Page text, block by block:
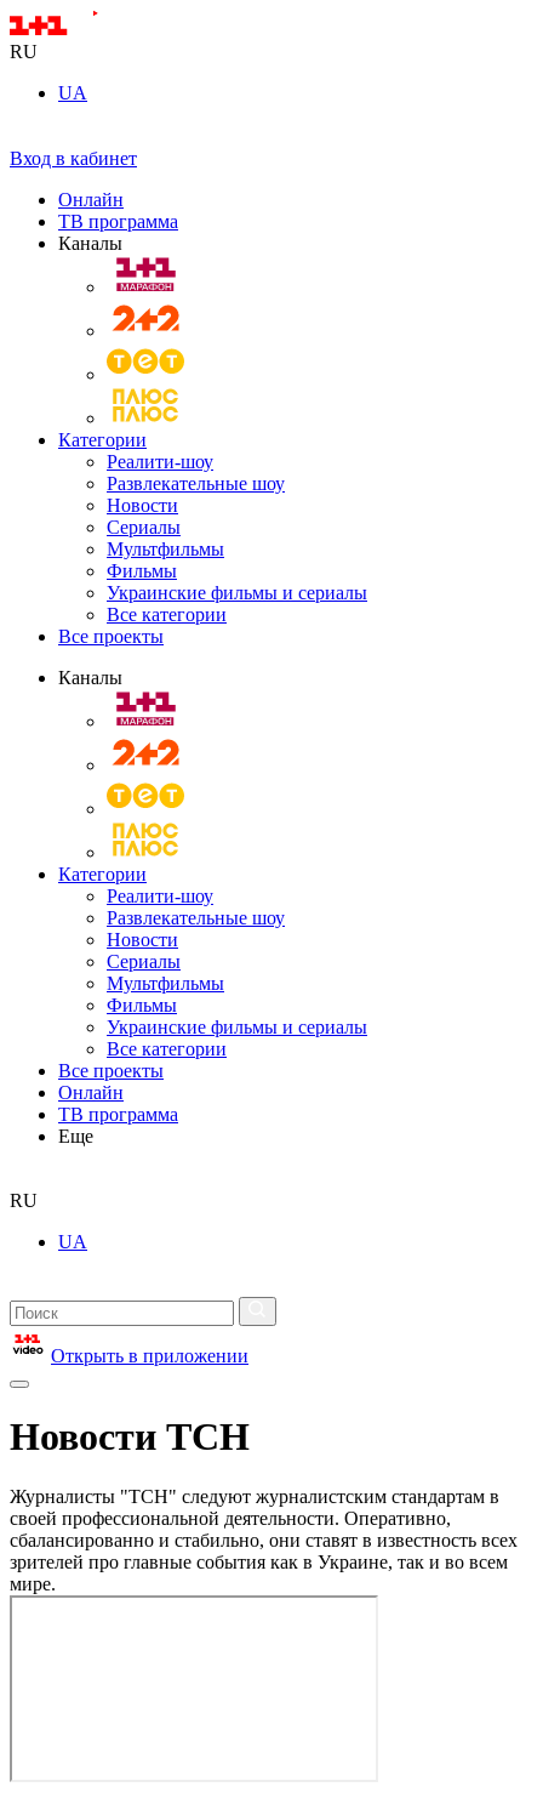
RU
UA
Вход в кабинет
Онлайн
ТВ программа
Каналы
Категории
Реалити-шоу
Развлекательные шоу
Новости
Сериалы
Мультфильмы
Фильмы
Украинские фильмы и сериалы
Все категории
Все проекты
Каналы
Категории
Реалити-шоу
Развлекательные шоу
Новости
Сериалы
Мультфильмы
Фильмы
Украинские фильмы и сериалы
Все категории
Все проекты
Онлайн
ТВ программа
Еще
RU
UA
Открыть в приложении
Новости ТСН
Журналисты "ТСН" следуют журналистским стандартам в
своей профессиональной деятельности. Оперативно,
сбалансированно и стабильно, они ставят в известность всех
зрителей про главные события как в Украине, так и во всем
мире.